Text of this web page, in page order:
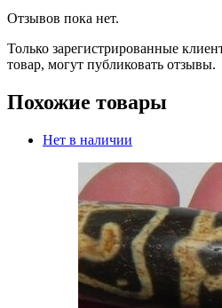
Отзывов пока нет.
Только зарегистрированные
товар, могут публиковать отзывы.
Похожие товары
Нет в наличии